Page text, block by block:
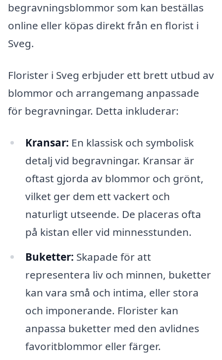
begravningsblommor som kan beställas
online eller köpas direkt från en florist i
Sveg.
Florister i Sveg erbjuder ett brett utbud av
blommor och arrangemang anpassade
för begravningar. Detta inkluderar:
Kransar: En klassisk och symbolisk
detalj vid begravningar. Kransar är
oftast gjorda av blommor och grönt,
vilket ger dem ett vackert och
naturligt utseende. De placeras ofta
på kistan eller vid minnesstunden.
Buketter: Skapade för att
representera liv och minnen, buketter
kan vara små och intima, eller stora
och imponerande. Florister kan
anpassa buketter med den avlidnes
favoritblommor eller färger.